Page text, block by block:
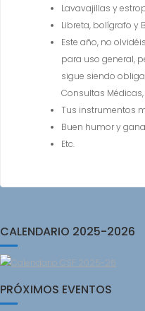
Lavavajillas y
Libreta, bolígrafo y
Este año, no
para uso general,
sigue siendo
Consultas
Tus instrumentos
Buen humor y
Etc.
CALENDARIO 2025-2026
PRÓXIMOS EVENTOS